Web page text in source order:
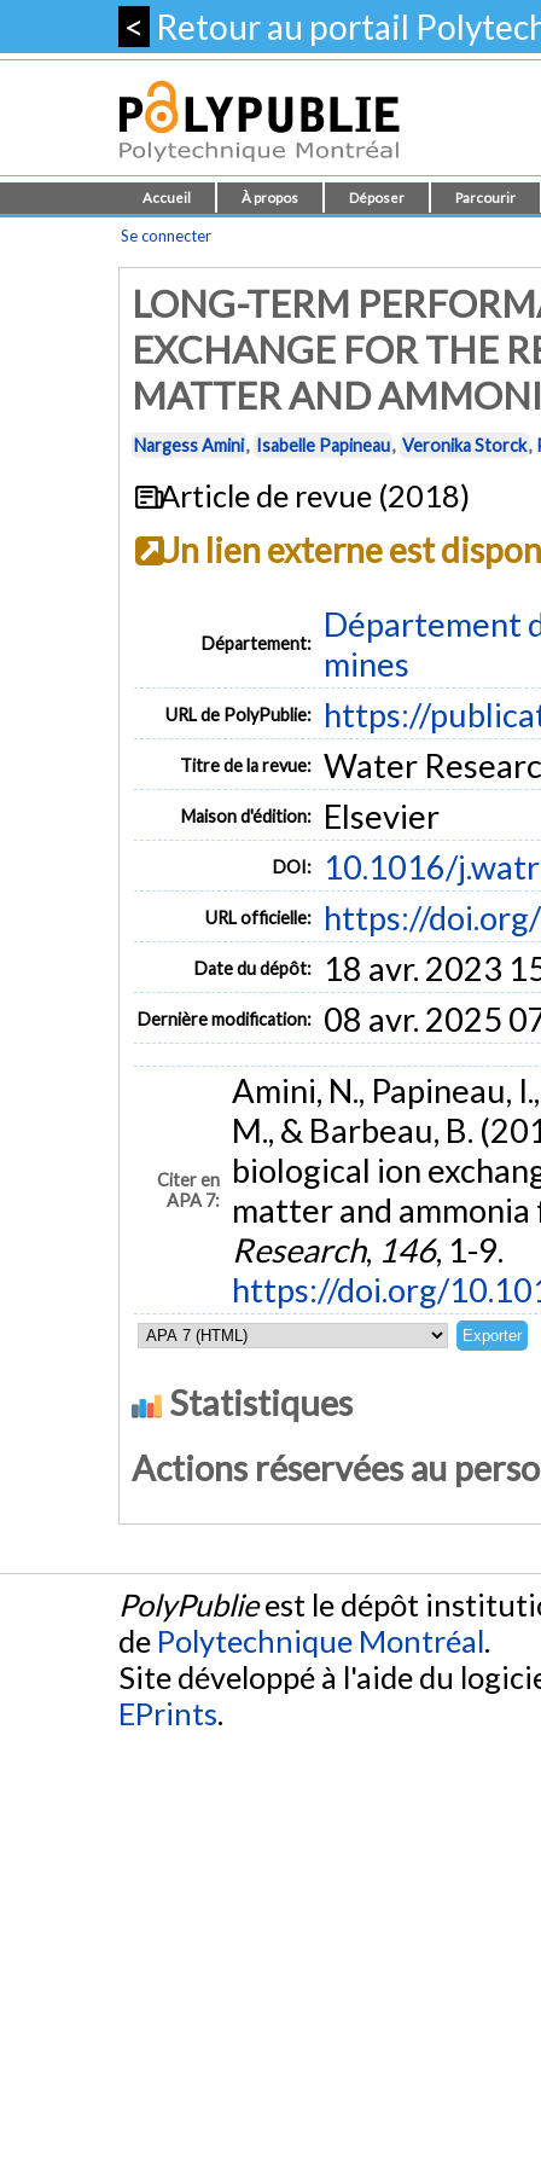
< Retour au portail
Accueil À propos Déposer Parcourir
Se connecter
LONG-TERM
EXCHANGE FOR THE
MATTER AND
Nargess Amini, Isabelle Papineau, Veronika Storck,
Article de revue (2018)
Un lien externe est
Département:
Département
mines
URL de PolyPublie: https://
Titre de la revue: Water
Maison d'édition: Elsevier
DOI: 10.1016/
URL officielle: https://
Date du dépôt: 18 avr. 2023
Dernière modification: 08 avr. 2025
Citer en
APA 7:
Amini, N., Papineau,
M., & Barbeau, B.
biological ion
matter and
Research, 146, 1-9.
https://doi.org/
Statistiques
Actions réservées au
PolyPublieest le dépôt
de Polytechnique Montréal.
Site développé à l'aide du
EPrints.